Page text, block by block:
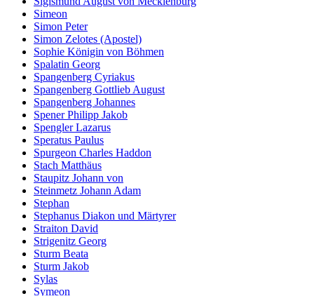
Simeon
Simon Peter
Simon Zelotes (Apostel)
Sophie Königin von Böhmen
Spalatin Georg
Spangenberg Cyriakus
Spangenberg Gottlieb August
Spangenberg Johannes
Spener Philipp Jakob
Spengler Lazarus
Speratus Paulus
Spurgeon Charles Haddon
Stach Matthäus
Staupitz Johann von
Steinmetz Johann Adam
Stephan
Stephanus Diakon und Märtyrer
Straiton David
Strigenitz Georg
Sturm Beata
Sturm Jakob
Sylas
Symeon